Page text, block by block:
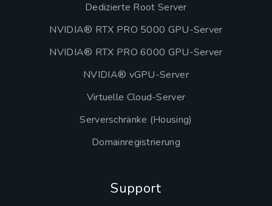
Dedizierte Root Server
NVIDIA® RTX PRO 5000 GPU-Server
NVIDIA® RTX PRO 6000 GPU-Server
NVIDIA® vGPU-Server
Virtuelle Cloud-Server
Serverschränke (Housing)
Domainregistrierung
Support